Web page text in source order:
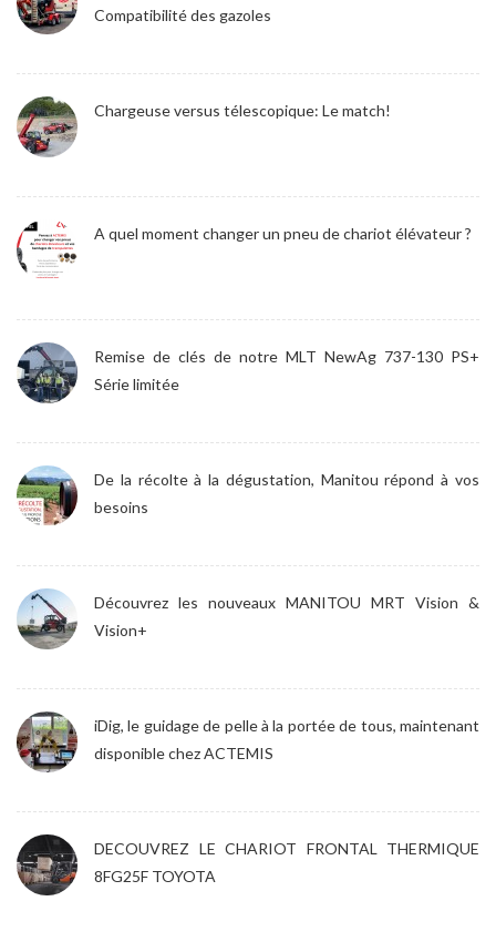
Compatibilité des gazoles
Chargeuse versus télescopique: Le match!
A quel moment changer un pneu de chariot élévateur ?
Remise de clés de notre MLT NewAg 737-130 PS+
Série limitée
De la récolte à la dégustation, Manitou répond à vos
besoins
Découvrez les nouveaux MANITOU MRT Vision &
Vision+
iDig, le guidage de pelle à la portée de tous, maintenant
disponible chez ACTEMIS
DECOUVREZ LE CHARIOT FRONTAL THERMIQUE
8FG25F TOYOTA